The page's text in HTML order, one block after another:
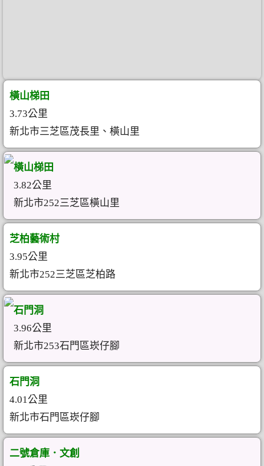
橫山梯田
3.73公里
新北市三芝區茂長里、橫山里
橫山梯田
3.82公里
新北市252三芝區橫山里
芝柏藝術村
3.95公里
新北市252三芝區芝柏路
石門洞
3.96公里
新北市253石門區崁仔腳
石門洞
4.01公里
新北市石門區崁仔腳
二號倉庫．文創